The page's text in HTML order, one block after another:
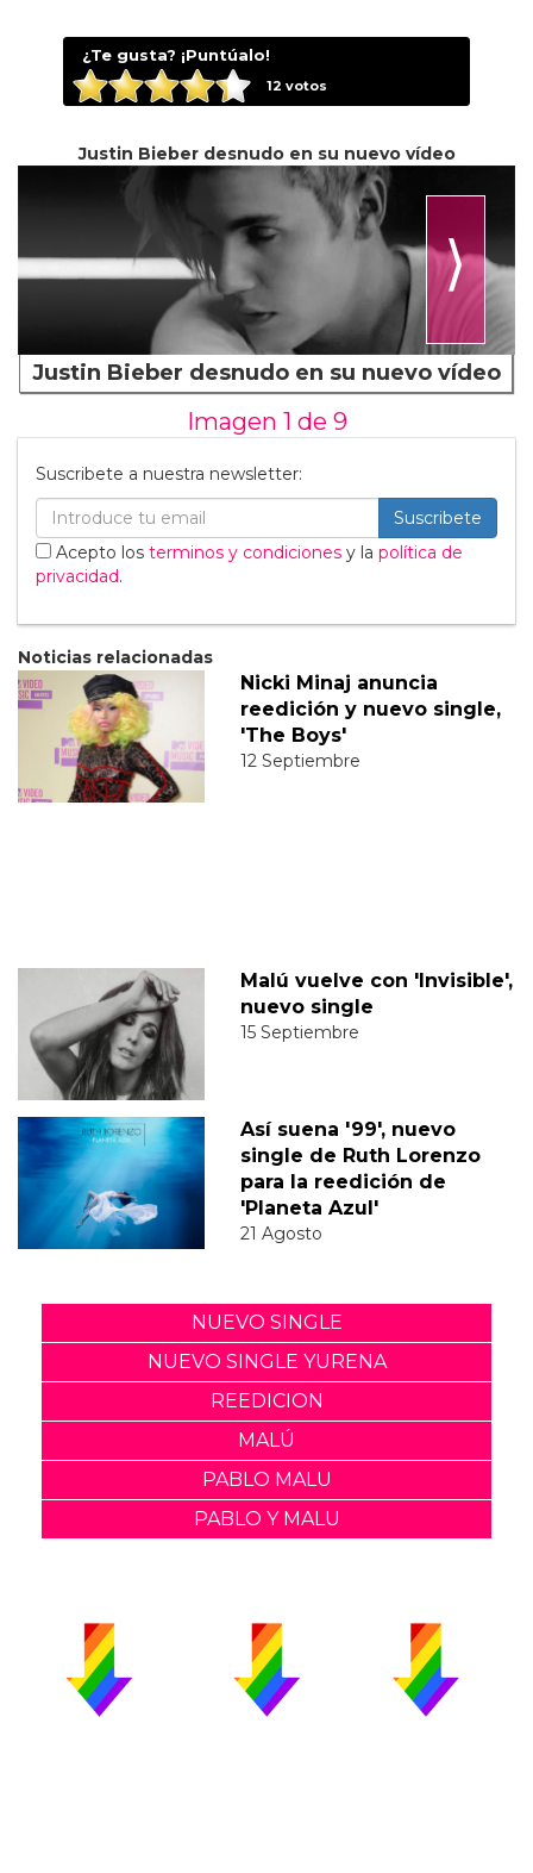
¿Te gusta? ¡Puntúalo!
12 votos
Justin Bieber desnudo en su nuevo vídeo
⟩
Justin Bieber desnudo en su nuevo vídeo
Imagen 1 de 9
Suscribete a nuestra newsletter:
Suscribete
Acepto los terminos y condiciones y la política de
privacidad.
Noticias relacionadas
Nicki Minaj anuncia
reedición y nuevo single,
'The Boys'
12 Septiembre
Malú vuelve con 'Invisible',
nuevo single
15 Septiembre
Así suena '99', nuevo
single de Ruth Lorenzo
para la reedición de
'Planeta Azul'
21 Agosto
NUEVO SINGLE
NUEVO SINGLE YURENA
REEDICION
MALÚ
PABLO MALU
PABLO Y MALU